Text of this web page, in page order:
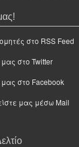
στο RSS Feed
στο Twitter
στο Facebook
μας μέσω Mail